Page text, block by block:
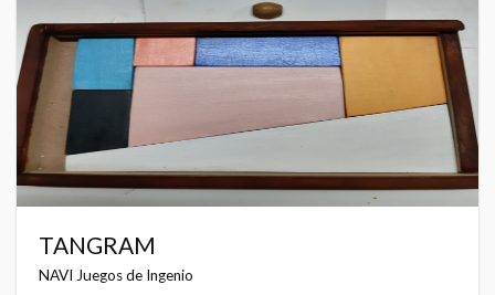
TANGRAM
NAVI Juegos de Ingenio